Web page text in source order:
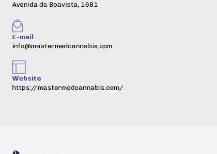
Avenida da Boavista, 1681
E-mail
info@mastermedcannabis.com
Website
https://mastermedcannabis.com/